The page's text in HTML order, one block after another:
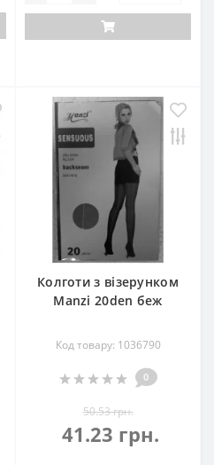
Колготи з візерунком
Manzi 20den беж
Код товару: 1036790
0
50.53 грн.
41.23 грн.